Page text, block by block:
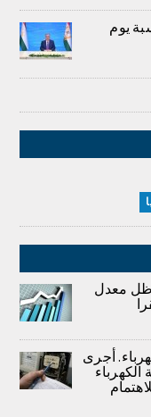
يوم
ظل معدل
أجرى
الكهرباء